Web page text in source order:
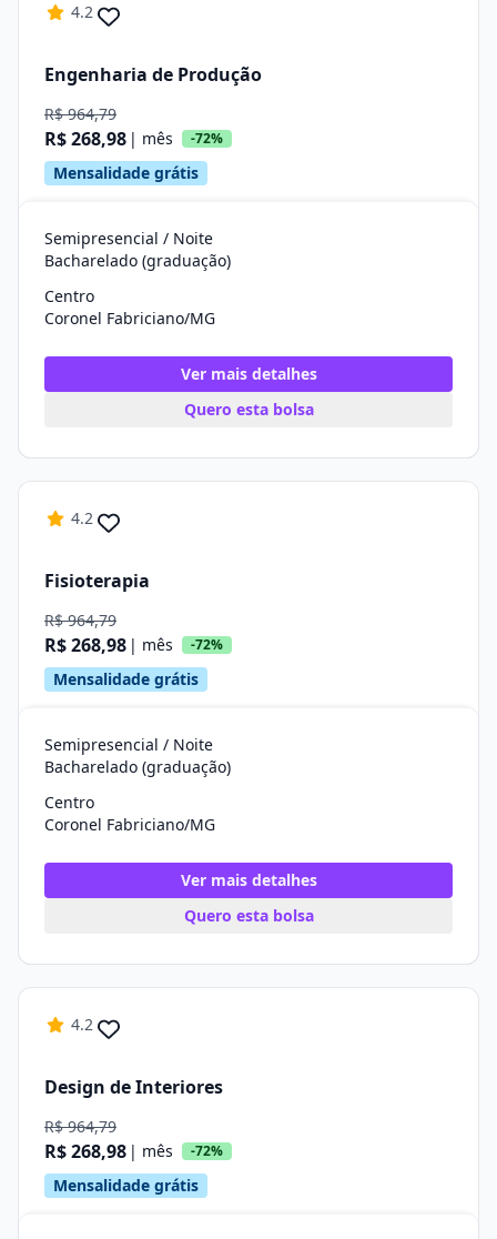
4.2
Engenharia de Produção
R$ 964,79
R$ 268,98 | mês -72%
Mensalidade grátis
Semipresencial / Noite
Bacharelado (graduação)
Centro
Coronel Fabriciano/MG
Ver mais detalhes
Quero esta bolsa
4.2
Fisioterapia
R$ 964,79
R$ 268,98 | mês -72%
Mensalidade grátis
Semipresencial / Noite
Bacharelado (graduação)
Centro
Coronel Fabriciano/MG
Ver mais detalhes
Quero esta bolsa
4.2
Design de Interiores
R$ 964,79
R$ 268,98 | mês -72%
Mensalidade grátis